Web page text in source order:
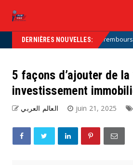
DERNIÈRES NOUVELLES:
EXCLUSIF — Déremboursements,
5 façons d’ajouter de
investissement
العالم العربي juin 21, 2025